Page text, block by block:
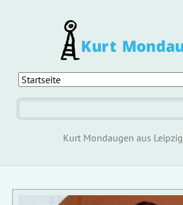
Kurt Mondaugen aus Leipzig